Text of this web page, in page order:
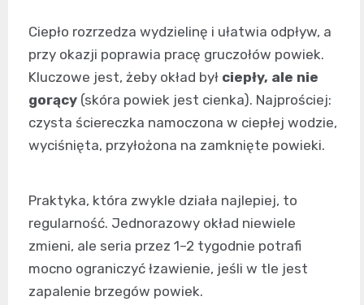
Ciepło rozrzedza wydzielinę i ułatwia odpływ, a
przy okazji poprawia pracę gruczołów powiek.
Kluczowe jest, żeby okład był ciepły, ale nie
gorący (skóra powiek jest cienka). Najprościej:
czysta ściereczka namoczona w ciepłej wodzie,
wyciśnięta, przyłożona na zamknięte powieki.
Praktyka, która zwykle działa najlepiej, to
regularność. Jednorazowy okład niewiele
zmieni, ale seria przez 1–2 tygodnie potrafi
mocno ograniczyć łzawienie, jeśli w tle jest
zapalenie brzegów powiek.